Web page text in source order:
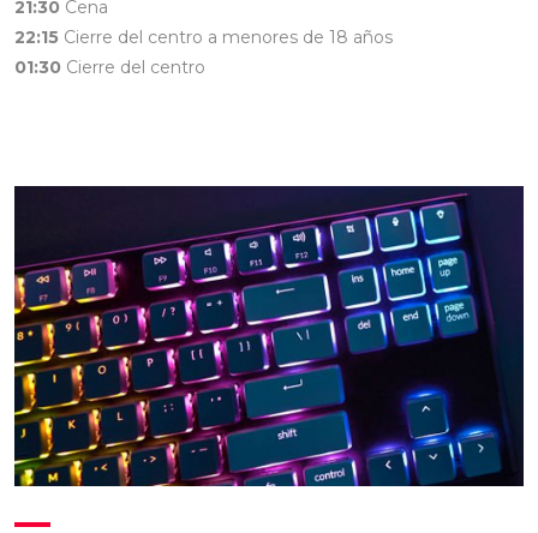
21:30 Cena
22:15 Cierre del centro a menores de 18 años
01:30 Cierre del centro